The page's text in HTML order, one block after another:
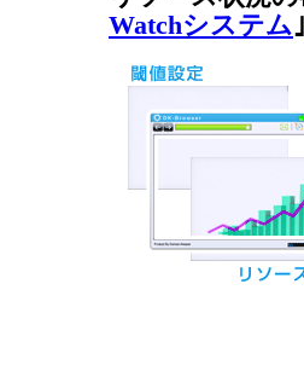
Watchシステム｣